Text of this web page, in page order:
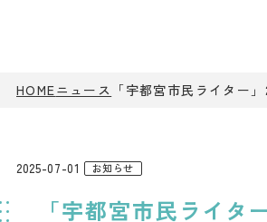
HOMEニュース 「宇都宮市民ライター
「宇都宮市民ライタ
2025-07-01 お知らせ
観
イベ